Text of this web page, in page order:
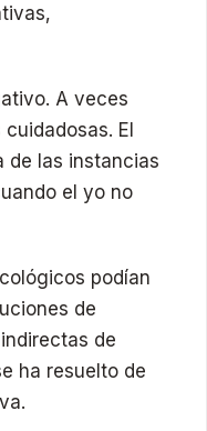
A veces
El
de las instancias
el yo no
podían
de
de
ha resuelto de